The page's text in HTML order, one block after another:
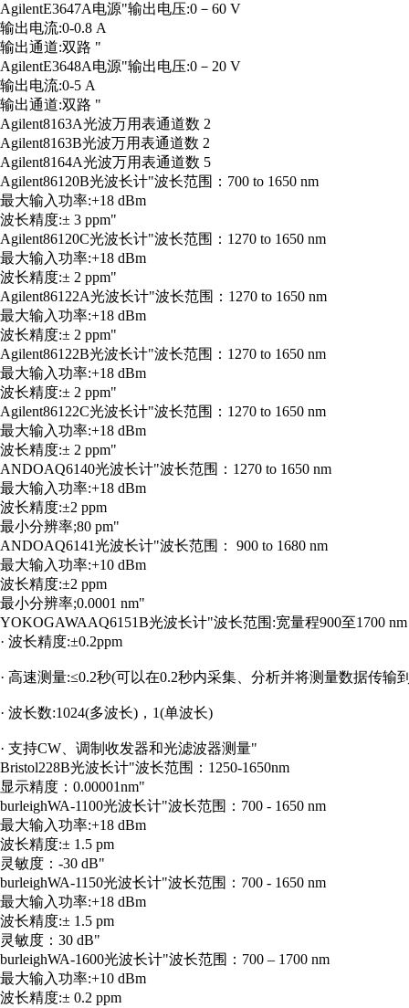
AgilentE3647A电源"输出电压:0－60 V
输出电流:0-0.8 A
输出通道:双路 "
AgilentE3648A电源"输出电压:0－20 V
输出电流:0-5 A
输出通道:双路 "
Agilent8163A光波万用表通道数 2
Agilent8163B光波万用表通道数 2
Agilent8164A光波万用表通道数 5
Agilent86120B光波长计"波长范围：700 to 1650 nm
最大输入功率:+18 dBm
波长精度:± 3 ppm"
Agilent86120C光波长计"波长范围：1270 to 1650 nm
最大输入功率:+18 dBm
波长精度:± 2 ppm"
Agilent86122A光波长计"波长范围：1270 to 1650 nm
最大输入功率:+18 dBm
波长精度:± 2 ppm"
Agilent86122B光波长计"波长范围：1270 to 1650 nm
最大输入功率:+18 dBm
波长精度:± 2 ppm"
Agilent86122C光波长计"波长范围：1270 to 1650 nm
最大输入功率:+18 dBm
波长精度:± 2 ppm"
ANDOAQ6140光波长计"波长范围：1270 to 1650 nm
最大输入功率:+18 dBm
波长精度:±2 ppm
最小分辨率;80 pm"
ANDOAQ6141光波长计"波长范围： 900 to 1680 nm
最大输入功率:+10 dBm
波长精度:±2 ppm
最小分辨率;0.0001 nm"
YOKOGAWAAQ6151B光波长计"波长范围:宽量程900至1700 nm
· 波长精度:±0.2ppm
· 高速测量:≤0.2秒(可以在0.2秒内采集、分析并将测量数据传输
· 波长数:1024(多波长)，1(单波长)
· 支持CW、调制收发器和光滤波器测量"
Bristol228B光波长计"波长范围：1250-1650nm
显示精度：0.00001nm"
burleighWA-1100光波长计"波长范围：700 - 1650 nm
最大输入功率:+18 dBm
波长精度:± 1.5 pm
灵敏度：-30 dB"
burleighWA-1150光波长计"波长范围：700 - 1650 nm
最大输入功率:+18 dBm
波长精度:± 1.5 pm
灵敏度：30 dB"
burleighWA-1600光波长计"波长范围：700 – 1700 nm
最大输入功率:+10 dBm
波长精度:± 0.2 ppm